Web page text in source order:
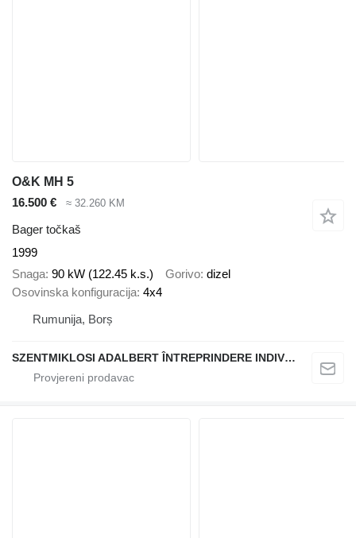
O&K MH 5
16.500 €
≈ 32.260 KM
Bager točkaš
1999
Snaga 90 kW (122.45 k.s.) Gorivo dizel
Osovinska konfiguracija 4x4
Rumunija, Borș
SZENTMIKLOSI ADALBERT ÎNTREPRINDERE INDIVIDUALĂ